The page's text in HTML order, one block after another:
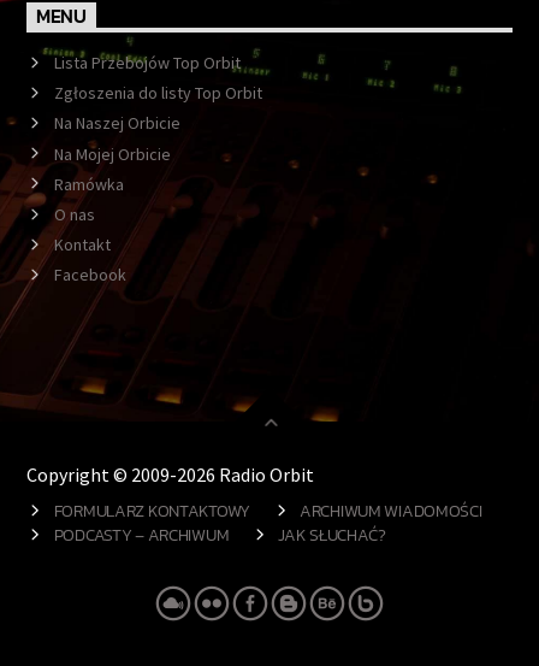
MENU
Lista Przebojów Top Orbit
Zgłoszenia do listy Top Orbit
Na Naszej Orbicie
Na Mojej Orbicie
Ramówka
O nas
Kontakt
Facebook
Copyright © 2009-2026 Radio Orbit
FORMULARZ KONTAKTOWY
ARCHIWUM WIADOMOŚCI
PODCASTY – ARCHIWUM
JAK SŁUCHAĆ?